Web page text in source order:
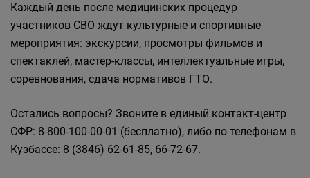
Каждый день после медицинских процедур
участников СВО ждут культурные и спортивные
мероприятия: экскурсии, просмотры фильмов и
спектаклей, мастер-классы, интеллектуальные игры,
соревнования, сдача нормативов ГТО.
Остались вопросы? Звоните в единый контакт-центр
СФР: 8-800-100-00-01 (бесплатно), либо по телефонам в
Кузбассе: 8 (3846) 62-61-85, 66-72-67.